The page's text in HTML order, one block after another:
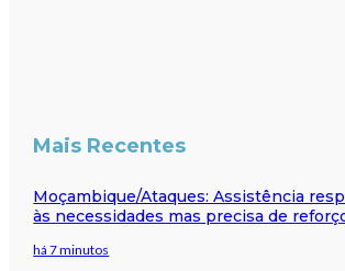
Mais Recentes
Moçambique/Ataques: Assistência
às necessidades mas precisa de
há 7 minutos